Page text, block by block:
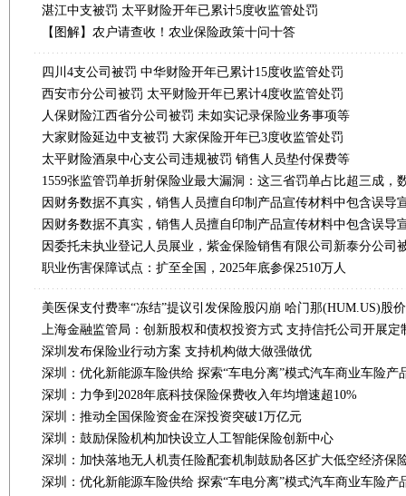
湛江中支被罚 太平财险开年已累计5度收监管处罚
【图解】农户请查收！农业保险政策十问十答
四川4支公司被罚 中华财险开年已累计15度收监管处罚
西安市分公司被罚 太平财险开年已累计4度收监管处罚
人保财险江西省分公司被罚 未如实记录保险业务事项等
大家财险延边中支被罚 大家保险开年已3度收监管处罚
太平财险酒泉中心支公司违规被罚 销售人员垫付保费等
职业伤害保障试点：扩至全国，2025年底参保2510万人
美医保支付费率“冻结”提议引发保险股闪崩 哈门那(HUM.US)股
深圳发布保险业行动方案 支持机构做大做强做优
深圳：优化新能源车险供给 探索“车电分离”模式汽车商业车险产
深圳：力争到2028年底科技保险保费收入年均增速超10%
深圳：推动全国保险资金在深投资突破1万亿元
深圳：鼓励保险机构加快设立人工智能保险创新中心
深圳：加快落地无人机责任险配套机制鼓励各区扩大低空经济保
深圳：优化新能源车险供给 探索“车电分离”模式汽车商业车险产